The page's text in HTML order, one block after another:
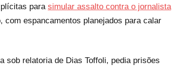
para simular assalto contra o jornalista
espancamentos planejados para calar
sob relatoria de Dias Toffoli, pedia prisões